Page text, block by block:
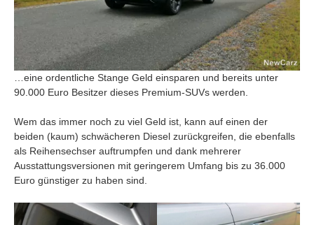
…eine ordentliche Stange Geld einsparen und bereits unter
90.000 Euro Besitzer dieses Premium-SUVs werden.
Wem das immer noch zu viel Geld ist, kann auf einen der
beiden (kaum) schwächeren Diesel zurückgreifen, die ebenfalls
als Reihensechser auftrumpfen und dank mehrerer
Ausstattungsversionen mit geringerem Umfang bis zu 36.000
Euro günstiger zu haben sind.